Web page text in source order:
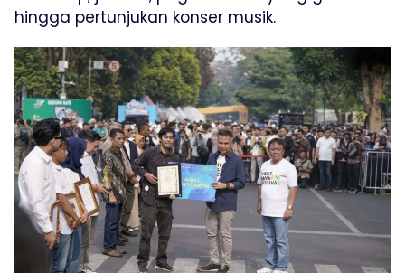
hingga pertunjukan konser musik.